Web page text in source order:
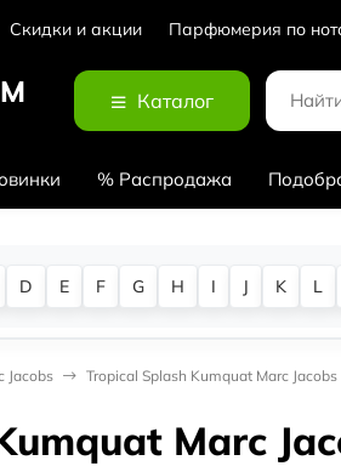
Скидки и акции Парфюмерия по
Каталог
% Распродажа
D E F G H I J K L
Jacobs Tropical Splash Kumquat Marc Jacobs
Marc